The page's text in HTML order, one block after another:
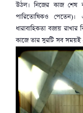
উঠল। নিজের কাজ শেষ
পারিতোষিকও
ধারাবাহিকতা বজায়
কাজে তার সুরটি সব সময়ই